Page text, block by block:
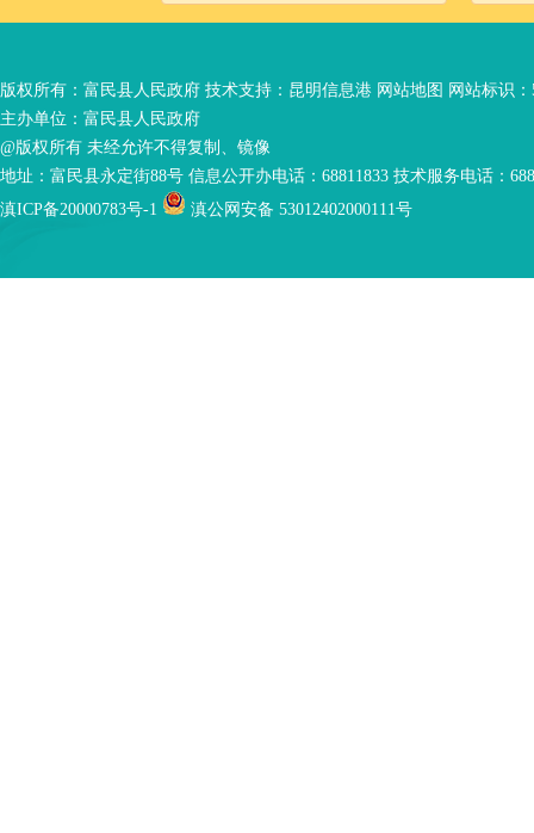
版权所有：富民县人民政府 技术支持： 昆明信息港 网站地图 网站标识：
主办单位：富民县人民政府
@版权所有 未经允许不得复制、镜像
地址：富民县永定街88号 信息公开办电话：68811833 技术服务电话：
滇ICP备20000783号-1
滇公网安备 53012402000111号